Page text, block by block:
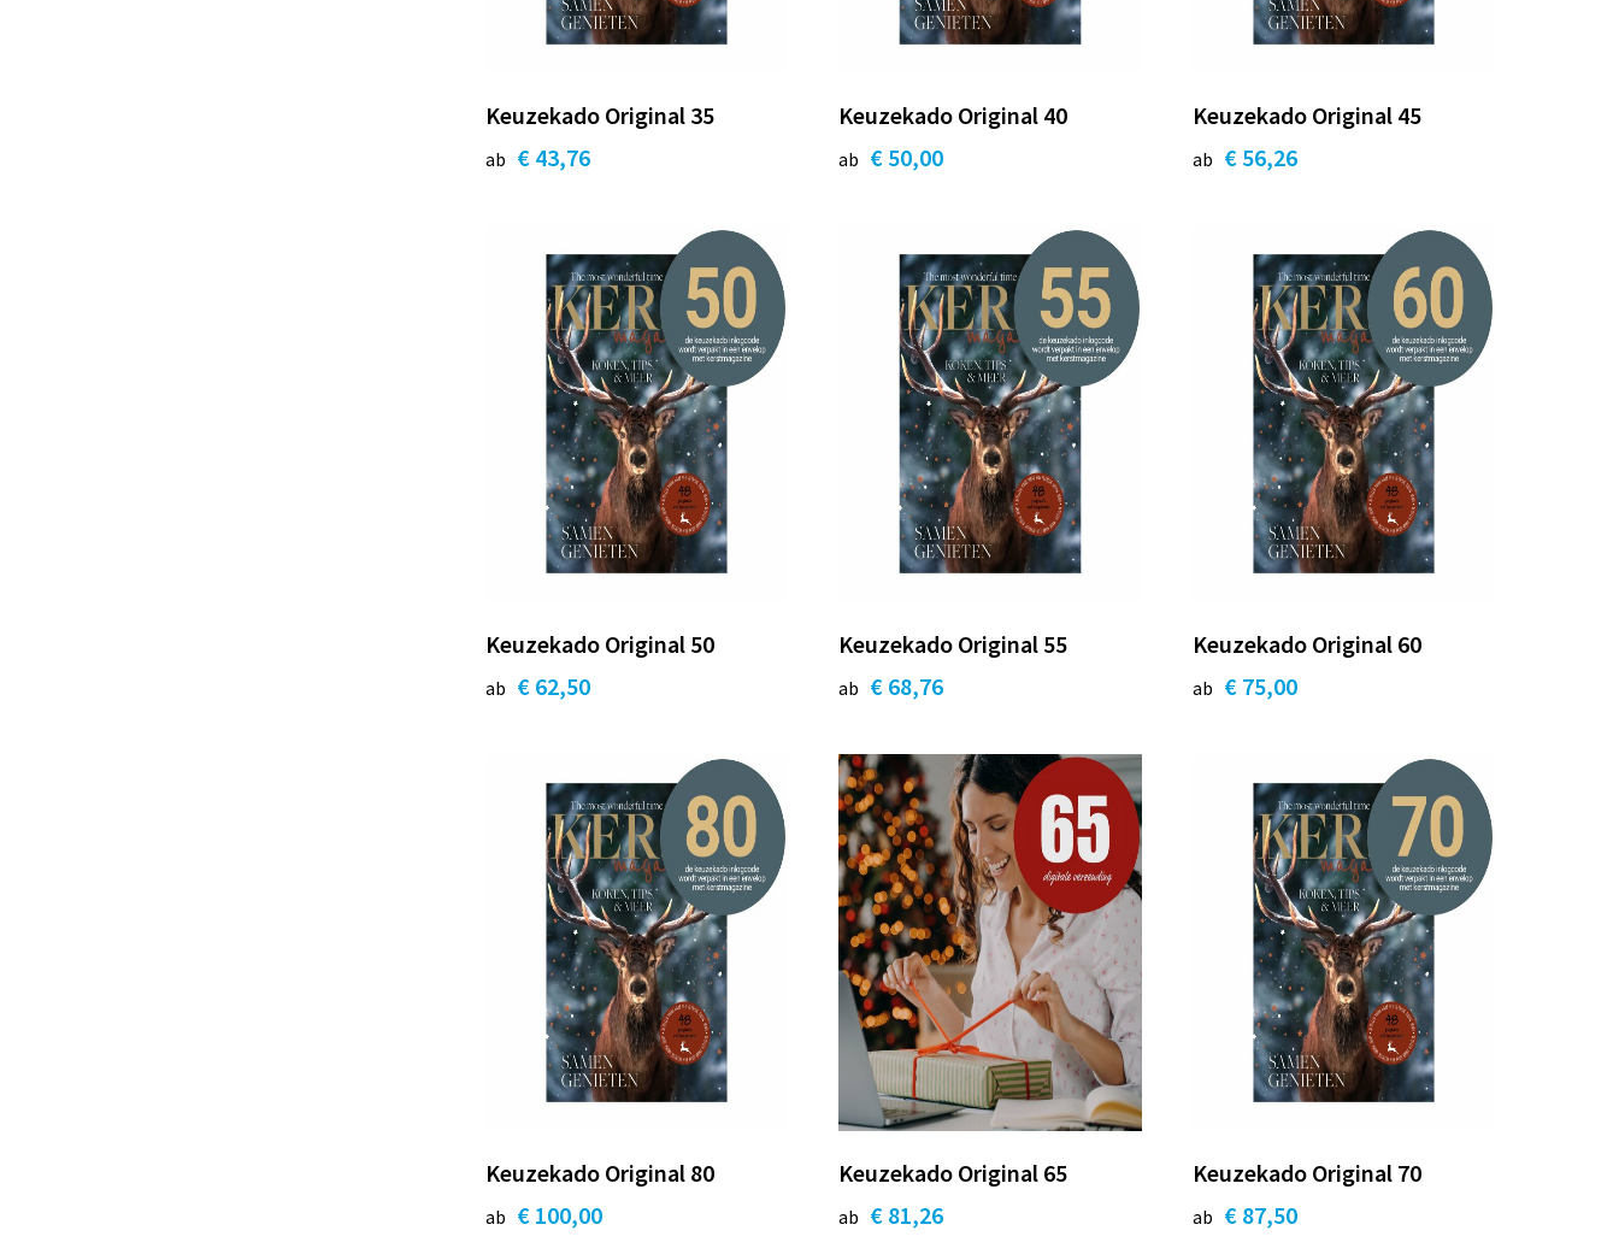
Keuzekado Original 35
ab € 43,76
Keuzekado Original 40
ab € 50,00
Keuzekado Original 45
ab € 56,26
Keuzekado Original 50
ab € 62,50
Keuzekado Original 55
ab € 68,76
Keuzekado Original 60
ab € 75,00
Keuzekado Original 80
ab € 100,00
Keuzekado Original 65
ab € 81,26
Keuzekado Original 70
ab € 87,50